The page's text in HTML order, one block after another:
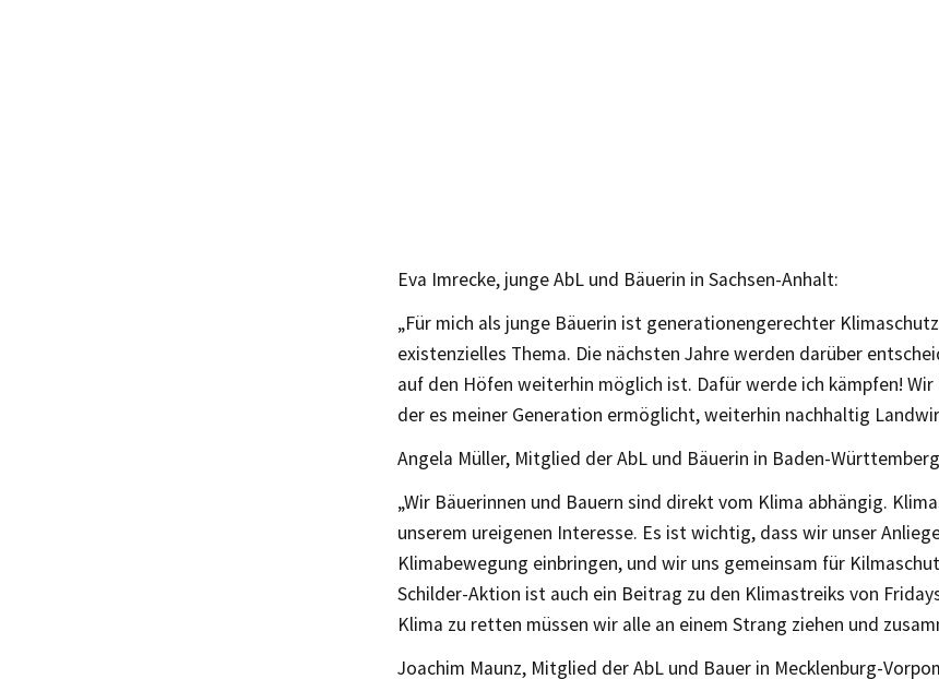
Eva Imrecke, junge AbL und Bäuerin in Sachsen-Anhalt:
„Für mich als junge Bäuerin ist generationengerechter
existenzielles Thema. Die nächsten Jahre werden darüber
auf den Höfen weiterhin möglich ist. Dafür werde ich kämpfen!
der es meiner Generation ermöglicht, weiterhin nachhaltig
Angela Müller, Mitglied der AbL und Bäuerin in Baden-
„Wir Bäuerinnen und Bauern sind direkt vom Klima abhängig.
unserem ureigenen Interesse. Es ist wichtig, dass wir unser
Klimabewegung einbringen, und wir uns gemeinsam für
Schilder-Aktion ist auch ein Beitrag zu den Klimastreiks von
Klima zu retten müssen wir alle an einem Strang ziehen und
Joachim Maunz, Mitglied der AbL und Bauer in Mecklenburg-